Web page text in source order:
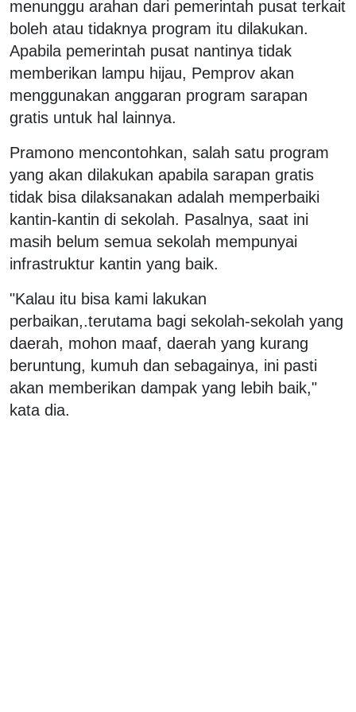
menunggu arahan dari pemerintah pusat terkait
boleh atau tidaknya program itu dilakukan.
Apabila pemerintah pusat nantinya tidak
memberikan lampu hijau, Pemprov akan
menggunakan anggaran program sarapan
gratis untuk hal lainnya.
Pramono mencontohkan, salah satu program
yang akan dilakukan apabila sarapan gratis
tidak bisa dilaksanakan adalah memperbaiki
kantin-kantin di sekolah. Pasalnya, saat ini
masih belum semua sekolah mempunyai
infrastruktur kantin yang baik.
"Kalau itu bisa kami lakukan
perbaikan,.terutama bagi sekolah-sekolah yang
daerah, mohon maaf, daerah yang kurang
beruntung, kumuh dan sebagainya, ini pasti
akan memberikan dampak yang lebih baik,"
kata dia.